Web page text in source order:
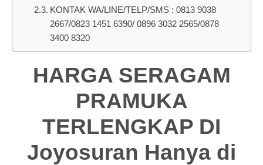
KONTAK WA/LINE/TELP/SMS : 0813 9038
2667/0823 1451 6390/ 0896 3032 2565/0878
3400 8320
HARGA SERAGAM
PRAMUKA
TERLENGKAP DI
Joyosuran Hanya di